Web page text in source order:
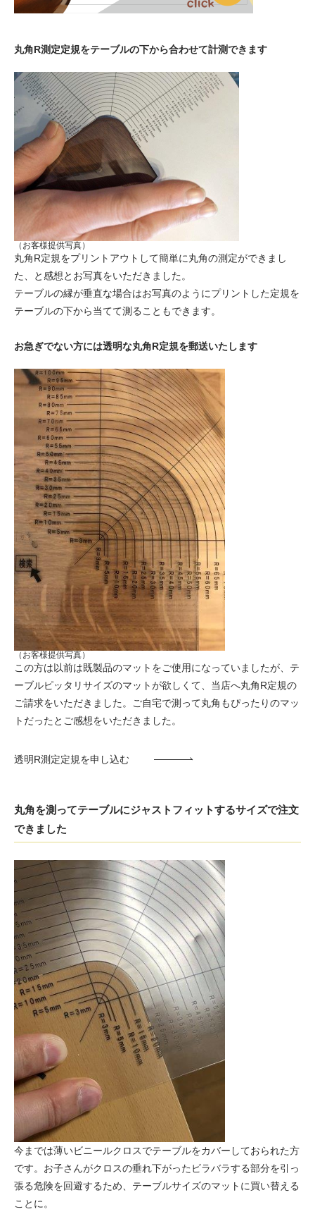
丸角R測定定規をテーブルの下から合わせて計測できます
（お客様提供写真）
丸角R定規をプリントアウトして簡単に丸角の測定ができまし
た、と感想とお写真をいただきました。
テーブルの縁が垂直な場合はお写真のようにプリントした定規を
テーブルの下から当てて測ることもできます。
お急ぎでない方には透明な丸角R定規を郵送いたします
（お客様提供写真）
この方は以前は既製品のマットをご使用になっていましたが、テ
ーブルピッタリサイズのマットが欲しくて、当店へ丸角R定規の
ご請求をいただきました。ご自宅で測って丸角もぴったりのマッ
トだったとご感想をいただきました。
透明R測定定規を申し込む
丸角を測ってテーブルにジャストフィットするサイズで注文
できました
今までは薄いビニールクロスでテーブルをカバーしておられた方
です。お子さんがクロスの垂れ下がったビラバラする部分を引っ
張る危険を回避するため、テーブルサイズのマットに買い替える
ことに。